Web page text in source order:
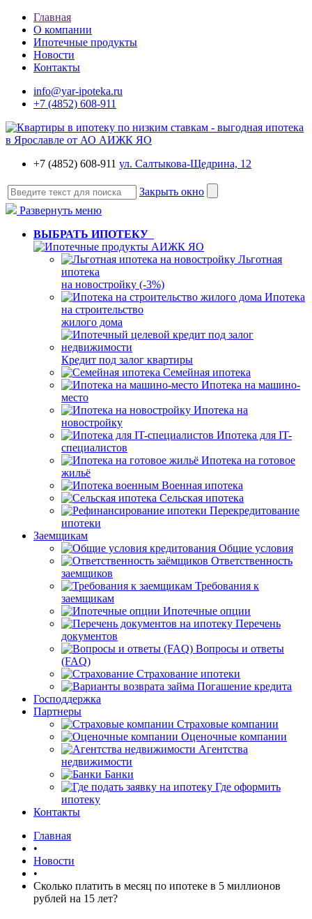
Главная
О компании
Ипотечные продукты
Новости
Контакты
info@yar-ipoteka.ru
+7 (4852) 608-911
+7 (4852) 608-911 ул. Салтыкова-Щедрина, 12
Закрыть окно
Развернуть меню
ВЫБРАТЬ ИПОТЕКУ
Льготная
ипотека
на новостройку (-3%)
Ипотека
на строительство
жилого дома
Кредит под залог квартиры
Семейная ипотека
Ипотека на машино-
место
Ипотека на
новостройку
Ипотека для IT-
специалистов
Ипотека на готовое
жильё
Военная ипотека
Сельская ипотека
Перекредитование
ипотеки
Заемщикам
Общие условия
Ответственность
заемщиков
Требования к
заемщикам
Ипотечные опции
Перечень
документов
Вопросы и ответы
(FAQ)
Страхование ипотеки
Погашение кредита
Господдержка
Партнеры
Страховые компании
Оценочные компании
Агентства
недвижимости
Банки
Где оформить
ипотеку
Контакты
Главная
•
Новости
•
Сколько платить в месяц по ипотеке в 5 миллионов
рублей на 15 лет?